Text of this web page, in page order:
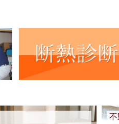
不